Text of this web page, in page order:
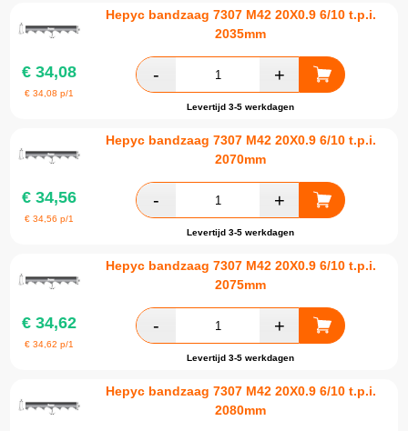
Hepyc bandzaag 7307 M42 20X0.9 6/10 t.p.i.
2035mm
€ 34,08
€34,08 p/1
Levertijd 3-5 werkdagen
Hepyc bandzaag 7307 M42 20X0.9 6/10 t.p.i.
2070mm
€ 34,56
€34,56 p/1
Levertijd 3-5 werkdagen
Hepyc bandzaag 7307 M42 20X0.9 6/10 t.p.i.
2075mm
€ 34,62
€34,62 p/1
Levertijd 3-5 werkdagen
Hepyc bandzaag 7307 M42 20X0.9 6/10 t.p.i.
2080mm